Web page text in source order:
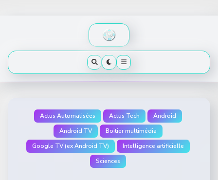
Actus Automatisées Actus Tech
Android
Android TV
Boitier multimédia
Google TV (ex Android TV)
Intelligence artificielle
Sciences